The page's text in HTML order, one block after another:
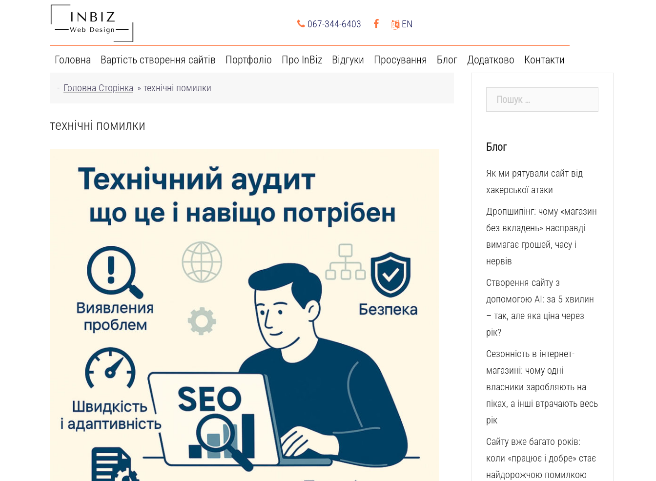
067-344-6403 EN
Головна Вартість створення сайтів Портфоліо Про InBiz Відгуки Просування Блог Додатково Контакти
- Головна Сторінка » технічні помилки
технічні помилки
Пошук:
Блог
Як ми рятували сайт від
хакерської атаки
Дропшипінг: чому «магазин
без вкладень» насправді
вимагає грошей, часу і
нервів
Створення сайту з
допомогою AI: за 5 хвилин
– так, але яка ціна через
рік?
Сезонність в інтернет-
магазині: чому одні
власники заробляють на
піках, а інші втрачають весь
рік
Сайту вже багато років:
коли «працює і добре» стає
найдорожчою помилкою